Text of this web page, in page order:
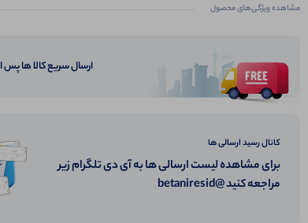
مشاهده ویژگی‌های محصول
ارسال سریع کالا ها
کانال رسید ارسالی ها
برای مشاهده لیست ارسالی ها به آی دی تلگرام زیر
مراجعه کنید @betaniresid